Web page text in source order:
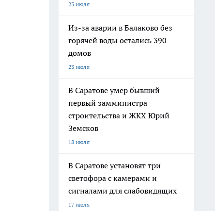
23 июля
Из-за аварии в Балаково без
горячей воды остались 390
домов
23 июля
В Саратове умер бывший
первый замминистра
строительства и ЖКХ Юрий
Земсков
18 июля
В Саратове установят три
светофора с камерами и
сигналами для слабовидящих
17 июля